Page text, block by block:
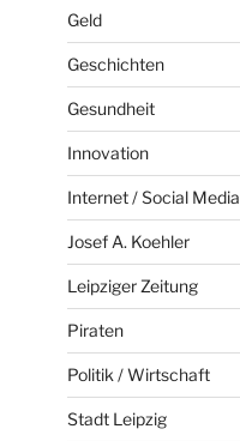
Geld
Geschichten
Gesundheit
Innovation
Internet / Social Media
Josef A. Koehler
Leipziger Zeitung
Piraten
Politik / Wirtschaft
Stadt Leipzig